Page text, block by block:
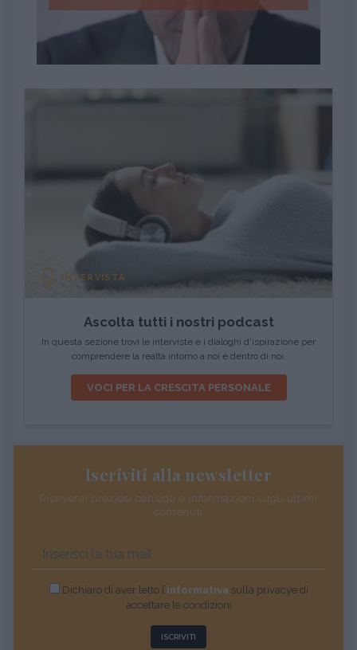
INTERVISTA
Ascolta tutti i nostri podcast
In questa sezione trovi le interviste e i dialoghi d'ispirazione per
comprendere la realtà intorno a noi e dentro di noi.
VOCI PER LA CRESCITA PERSONALE
Iscriviti alla newsletter
Riceverai preziosi consigli e informazioni sugli ultimi
contenuti
Dichiaro di aver letto l’informativa sulla privacye di
accettare le condizioni
ISCRIVITI